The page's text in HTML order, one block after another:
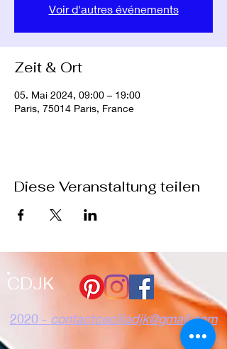
Voir d'autres événements
Zeit & Ort
05. Mai 2024, 09:00 – 19:00
Paris, 75014 Paris, France
Diese Veranstaltung teilen
2020 - contactceciliadjk@gmail.com
CDJK